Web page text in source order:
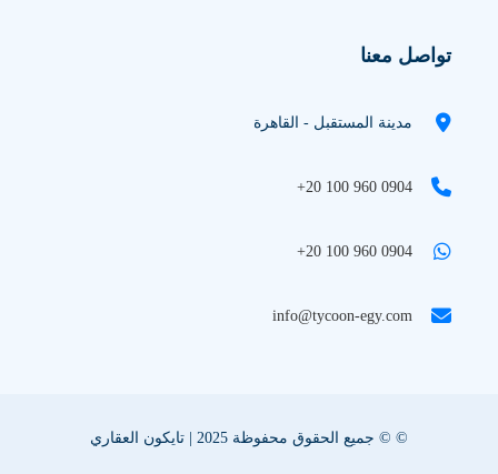
تواصل معنا
مدينة المستقبل - القاهرة
+20 100 960 0904
+20 100 960 0904
info@tycoon-egy.com
© © جميع الحقوق محفوظة 2025 | تايكون العقاري